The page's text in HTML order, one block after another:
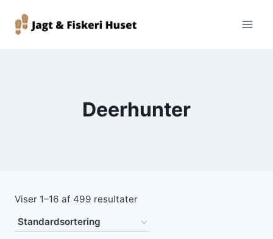
Deerhunter
Viser 1–16 af 499 resultater